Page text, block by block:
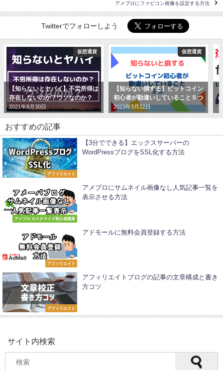
アメブロにファビコン画像を設定する方法
Twitterでフォローしよう
仮想通貨
【知らないとヤバイ】不労所得は
存在しないのか？ウソなのか？
2021年8月30日
仮想通貨
【知らない損する】ビットコイン
初心者が勘違いしていること５つ
2023年3月22日
おすすめの記事
アフィリエイト
【3分でできる】エックスサーバーの
WordPressブログをSSL化する方法
アメブロ カスタマイズ初心者講座
アメブロにサムネイル画像なし人気記事一覧を
表示させる方法
アフィリエイト
アドモールに無料会員登録する方法
アフィリエイト
アフィリエイトブログの記事の文章構成と書き
方コツ
サイト内検索